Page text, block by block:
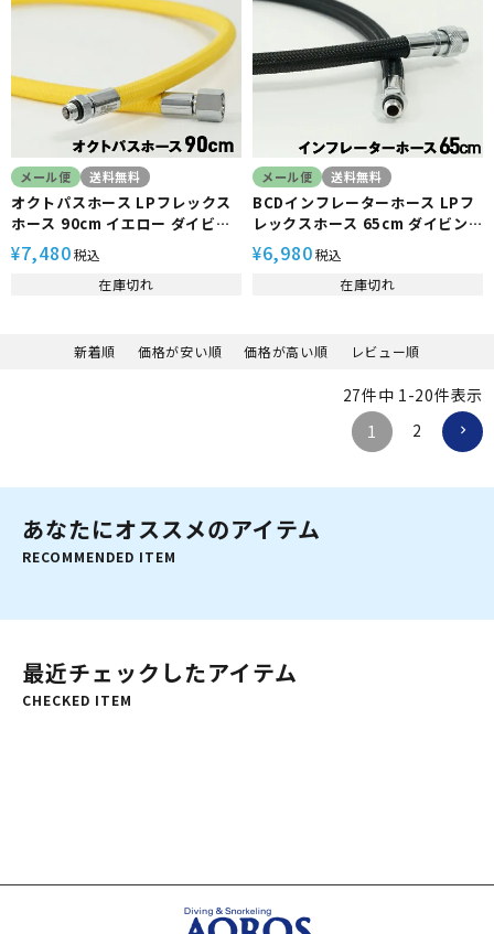
メール便 送料無料
オクトパスホース LPフレックス
ホース 90cm イエロー ダイビン
グ レギュレーター用 the
standard .feat Miflex
¥7,480税込
在庫切れ
メール便 送料無料
BCDインフレーターホース LPフ
レックスホース 65cm ダイビン
グ レギュレーター用 the
standard .feat Miflex
¥6,980税込
在庫切れ
新着順 価格が安い順 価格が高い順 レビュー順
27件中 1-20件表示
1
2
あなたにオススメのアイテム
RECOMMENDED ITEM
最近チェックしたアイテム
CHECKED ITEM